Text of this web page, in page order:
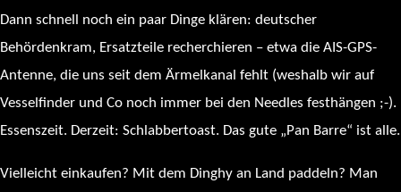
Dann schnell noch ein paar Dinge klären: deutscher
Behördenkram, Ersatzteile recherchieren – etwa die AIS-GPS-
Antenne, die uns seit dem Ärmelkanal fehlt (weshalb wir auf
Vesselfinder und Co noch immer bei den Needles festhängen ;-).
Essenszeit. Derzeit: Schlabbertoast. Das gute „Pan Barre“ ist alle.
Vielleicht einkaufen? Mit dem Dinghy an Land paddeln? Man